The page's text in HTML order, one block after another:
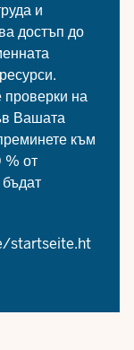
и
достъп до
проверки на
Вашата
към
% от
startseite.ht